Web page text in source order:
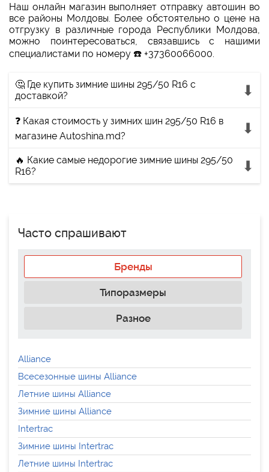
Наш онлайн магазин выполняет отправку автошин во
все районы Молдовы. Более обстоятельно о цене на
отгрузку в различные города Республики Молдова,
можно поинтересоваться, связавшись с нашими
специалистами по номеру ☎️ +37360066000.
🤔 Где купить зимние шины 295/50 R16 с
доставкой?
❓ Какая стоимость у зимних шин 295/50 R16 в
магазине Autoshina.md?
🔥 Какие самые недорогие зимние шины 295/50
R16?
Часто спрашивают
Бренды
Типоразмеры
Разное
Alliance
Всесезонные шины Alliance
Летние шины Alliance
Зимние шины Alliance
Intertrac
Зимние шины Intertrac
Летние шины Intertrac